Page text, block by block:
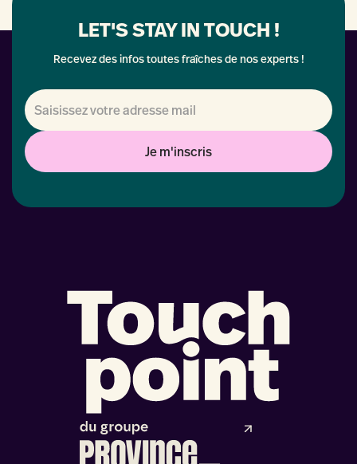
LET'S STAY IN TOUCH !
Recevez des infos toutes fraîches de nos experts !